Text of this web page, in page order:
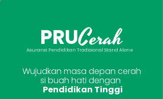
PRUCerah
Asuransi Pendidikan Tradisional Stand Alone
Wujudkan masa depan cerah
si buah hati dengan
Pendidikan Tinggi